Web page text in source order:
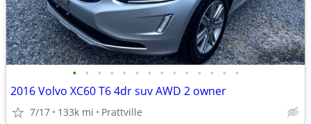
• • • • • • • • • • • • • •
2016 Volvo XC60 T6 4dr suv AWD 2 owner
7/17 133k mi Prattville